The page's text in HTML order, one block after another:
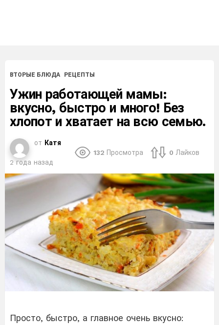
ВТОРЫЕ БЛЮДА РЕЦЕПТЫ
Ужин работающей мамы:
вкусно, быстро и много! Без
хлопот и хватает на всю семью.
от Катя
2 года назад
132 Просмотра 0 Лайков
Просто, быстро, а главное очень вкусно: